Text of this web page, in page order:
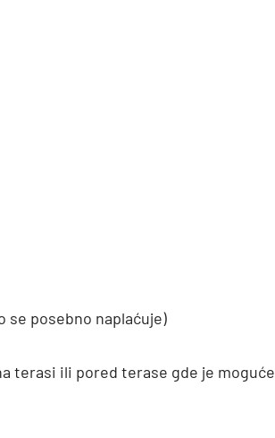
se posebno naplaćuje)
terasi ili pored terase gde je moguće